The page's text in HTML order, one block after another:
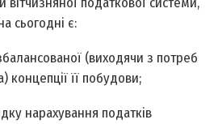
сьогодні є:
збалансованої (виходячи з потреб
концепції її побудови;
нарахування податків